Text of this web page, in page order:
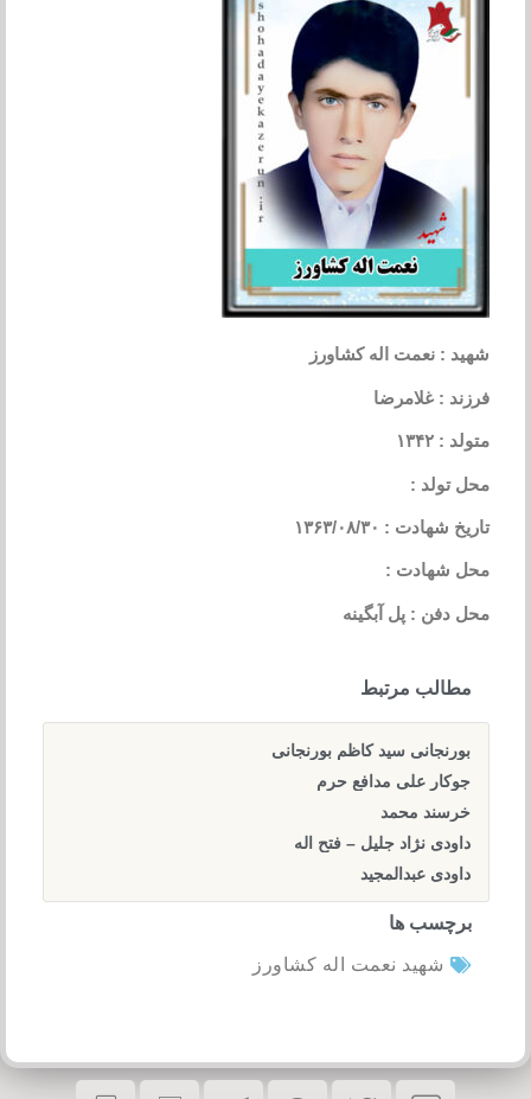
شهید : نعمت اله کشاورز
فرزند : غلامرضا
متولد : ۱۳۴۲
محل تولد :
تاریخ شهادت : ۱۳۶۳/۰۸/۳۰
محل شهادت :
محل دفن : پل آبگینه
مطالب مرتبط
بورنجانی سید کاظم بورنجانی
جوکار علی مدافع حرم
خرسند محمد
داودی نژاد جلیل – فتح اله
داودی عبدالمجید
برچسب ها
شهید نعمت اله کشاورز